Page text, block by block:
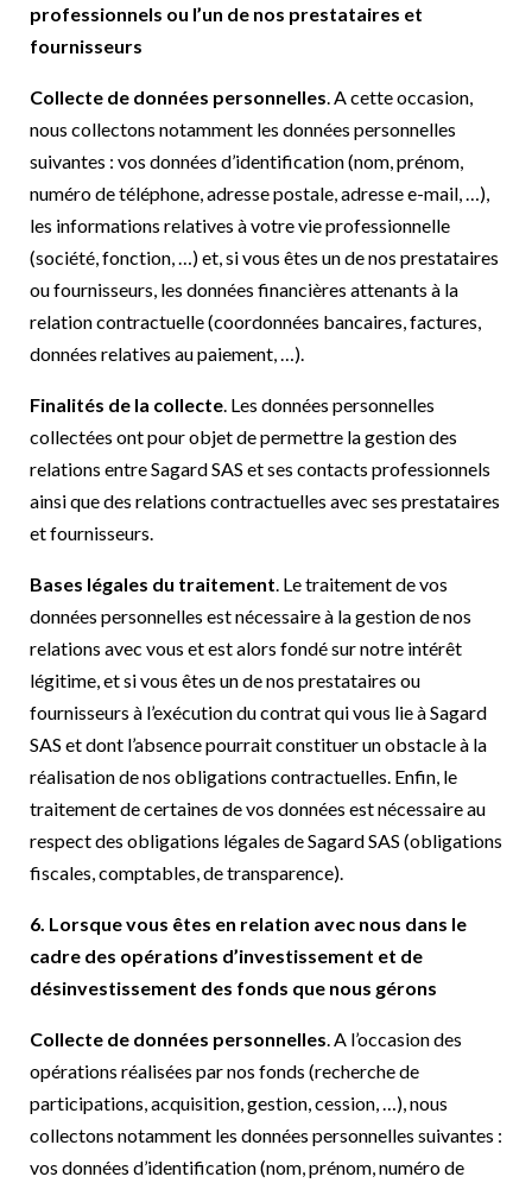
professionnels ou l’un de nos prestataires et
fournisseurs
Collecte de données personnelles . A cette occasion,
nous collectons notamment les données personnelles
suivantes : vos données d’identification (nom, prénom,
numéro de téléphone, adresse postale, adresse e-mail, …),
les informations relatives à votre vie professionnelle
(société, fonction, …) et, si vous êtes un de nos prestataires
ou fournisseurs, les données financières attenants à la
relation contractuelle (coordonnées bancaires, factures,
données relatives au paiement, …).
Finalités de la collecte. Les données personnelles
collectées ont pour objet de permettre la gestion des
relations entre Sagard SAS et ses contacts professionnels
ainsi que des relations contractuelles avec ses prestataires
et fournisseurs.
Bases légales du traitement . Le traitement de vos
données personnelles est nécessaire à la gestion de nos
relations avec vous et est alors fondé sur notre intérêt
légitime, et si vous êtes un de nos prestataires ou
fournisseurs à l’exécution du contrat qui vous lie à Sagard
SAS et dont l’absence pourrait constituer un obstacle à la
réalisation de nos obligations contractuelles. Enfin, le
traitement de certaines de vos données est nécessaire au
respect des obligations légales de Sagard SAS (obligations
fiscales, comptables, de transparence).
6. Lorsque vous êtes en relation avec nous dans le
cadre des opérations d’investissement et de
désinvestissement des fonds que nous gérons
Collecte de données personnelles . A l’occasion des
opérations réalisées par nos fonds (recherche de
participations, acquisition, gestion, cession, …), nous
collectons notamment les données personnelles suivantes :
vos données d’identification (nom, prénom, numéro de